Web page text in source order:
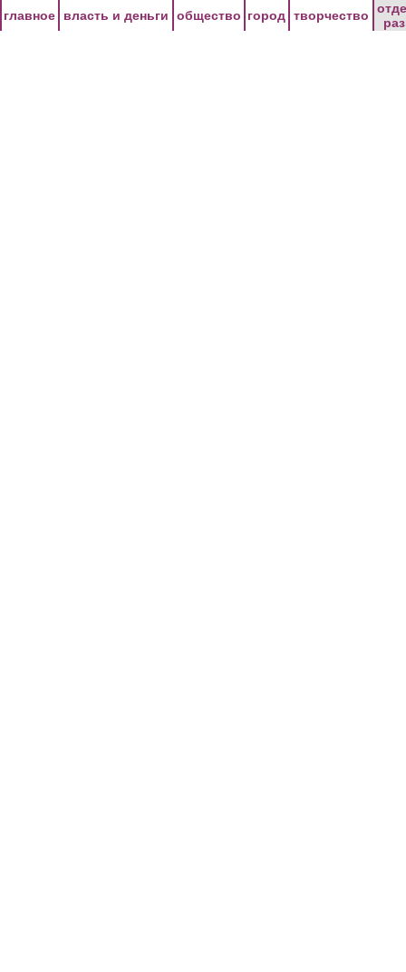
главное власть и деньги общество город творчество